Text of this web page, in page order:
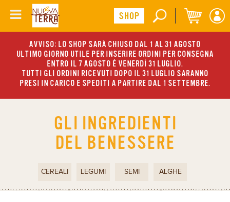
AVVISO: LO SHOP SARÀ CHIUSO DAL 1 AL 31 AGOSTO
ULTIMO GIORNO UTILE PER INSERIRE ORDINI PER CONSEGNA
ENTRO IL 7 AGOSTO È VENERDÌ 31 LUGLIO.
TUTTI GLI ORDINI RICEVUTI DOPO IL 31 LUGLIO SARANNO
PRESI IN CARICO E SPEDITI A PARTIRE DAL 1 SETTEMBRE.
GLI INGREDIENTI
DEL BENESSERE
CEREALI LEGUMI SEMI ALGHE